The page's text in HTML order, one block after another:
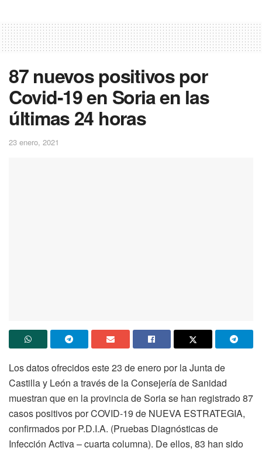
87 nuevos positivos por
Covid-19 en Soria en las
últimas 24 horas
23 enero, 2021
Los datos ofrecidos este 23 de enero por la Junta de
Castilla y León a través de la Consejería de Sanidad
muestran que en la provincia de Soria se han registrado 87
casos positivos por COVID-19 de NUEVA ESTRATEGIA,
confirmados por P.D.I.A. (Pruebas Diagnósticas de
Infección Activa – cuarta columna). De ellos, 83 han sido